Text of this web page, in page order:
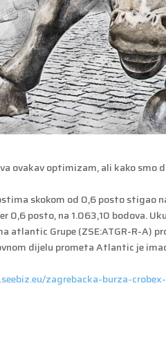
ovakav optimizam, ali kako
skokom od 0,6 posto stigao
0,6 posto, na 1.063,10 bodova.
atlantic Grupe (ZSE:ATGR-R-A)
dijelu prometa Atlantic je
zagrebacka-burza-